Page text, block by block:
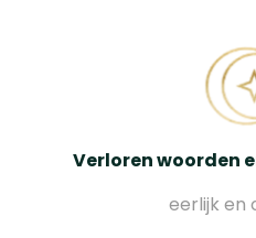
Verloren woorden
eerlijk en